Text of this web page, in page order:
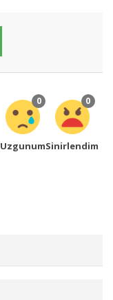
0
Uzgunum
0
Sinirlendim